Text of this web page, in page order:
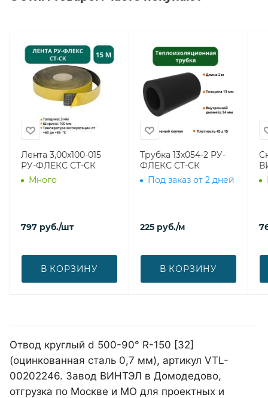
Лента 3,00х100-015
РУ-ФЛЕКС СТ-СК
Много
797 руб./шт
В КОРЗИНУ
Трубка 13х054-2 РУ-
ФЛЕКС СТ-СК
Под заказ от 2 дней
225 руб./м
В КОРЗИНУ
Отвод круглый d 500-90° R-150 [32]
(оцинкованная сталь 0,7 мм), артикул VTL-
00202246. Завод ВИНТЭЛ в Домодедово,
отгрузка по Москве и МО для проектных и